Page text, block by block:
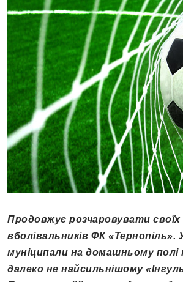
Продовжує розчаровувати
вболівальників ФК «Тернопіль».
муніципали на домашньому полі
далеко не найсильнішому